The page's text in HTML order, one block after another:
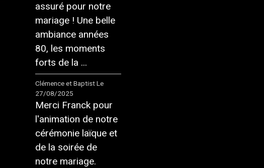
assuré pour notre
mariage ! Une belle
ambiance années
80, les moments
forts de la ...
Clémence et Baptist Le
27/08/2025
Merci Franck pour
l'animation de notre
cérémonie laïque et
de la soirée de
notre mariage.